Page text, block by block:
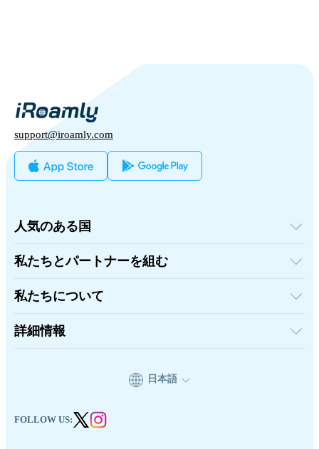
support@iroamly.com
人気のある国
イギリス
トルコ
フランス
タイ
日本
インド
私たちとパートナーを組む
紹介して稼ぐ
アフィリエイトプログラム
API ドキュメント
私たちについて
お問い合わせ
詳細情報
日本語
FOLLOW US: